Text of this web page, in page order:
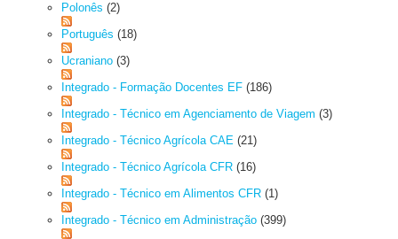
Polonês (2)
Português (18)
Ucraniano (3)
Integrado - Formação Docentes EF (186)
Integrado - Técnico em Agenciamento de Viagem (3)
Integrado - Técnico Agrícola CAE (21)
Integrado - Técnico Agrícola CFR (16)
Integrado - Técnico em Alimentos CFR (1)
Integrado - Técnico em Administração (399)